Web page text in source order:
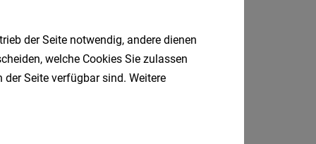
der Seite notwendig, andere dienen
welche Cookies Sie zulassen
Seite verfügbar sind. Weitere